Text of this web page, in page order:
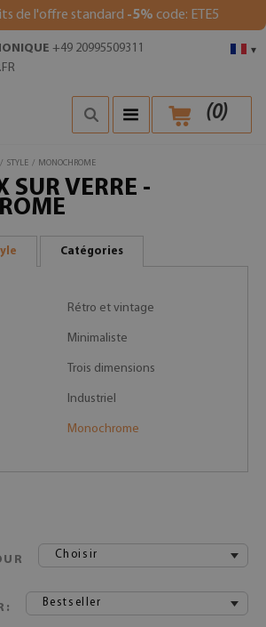
de l'offre standard -5% code: ETE5
▾
+49 20995509311
(0)
/ STYLE / MONOCHROME
SUR VERRE -
Catégories
Rétro et vintage
Minimaliste
Trois dimensions
Industriel
Monochrome
Choisir
Bestseller